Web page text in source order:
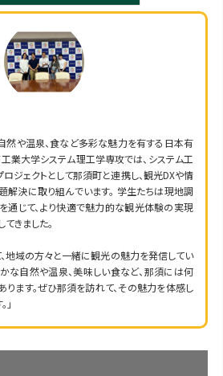
然や温泉、食など多彩な魅力を有する日本有
業大学システム理工学専攻では、システム工
ジェクトとして那須町と連携し、観光DXや情
解決に取り組んでいます。 学生たちは現地調
通じて、より快適で魅力的な観光体験の実現
きました。
地域の方々と一緒に観光の魅力を発信してい
な自然や温泉、美味しい食など、那須には何
ます。ぜひ那須を訪れて、その魅力を体感し
」